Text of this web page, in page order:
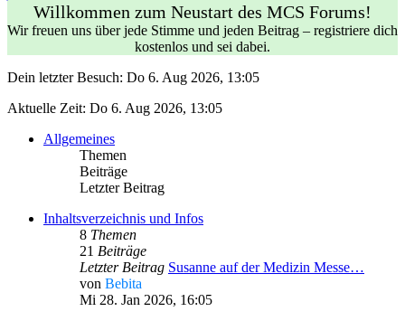
Willkommen zum Neustart des MCS Forums!
Wir freuen uns über jede Stimme und jeden Beitrag – registriere dich
kostenlos und sei dabei.
Dein letzter Besuch: Do 6. Aug 2026, 13:05
Aktuelle Zeit: Do 6. Aug 2026, 13:05
Allgemeines
Themen
Beiträge
Letzter Beitrag
Inhaltsverzeichnis und Infos
8 Themen
21 Beiträge
Letzter Beitrag Susanne auf der Medizin Messe…
von Bebita
Mi 28. Jan 2026, 16:05